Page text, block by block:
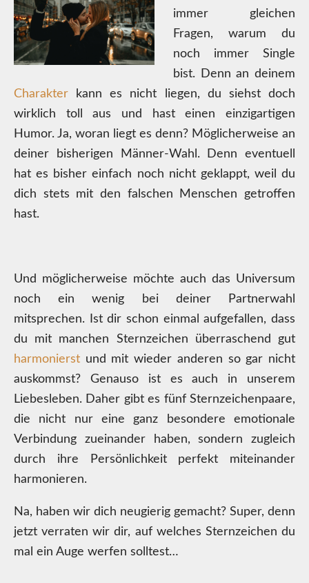
immer gleichen
Fragen, warum du
noch immer Single
bist. Denn an deinem
Charakter kann es nicht liegen, du siehst doch
wirklich toll aus und hast einen einzigartigen
Humor. Ja, woran liegt es denn? Möglicherweise an
deiner bisherigen Männer-Wahl. Denn eventuell
hat es bisher einfach noch nicht geklappt, weil du
dich stets mit den falschen Menschen getroffen
hast.
Und möglicherweise möchte auch das Universum
noch ein wenig bei deiner Partnerwahl
mitsprechen. Ist dir schon einmal aufgefallen, dass
du mit manchen Sternzeichen überraschend gut
harmonierst und mit wieder anderen so gar nicht
auskommst? Genauso ist es auch in unserem
Liebesleben. Daher gibt es fünf Sternzeichenpaare,
die nicht nur eine ganz besondere emotionale
Verbindung zueinander haben, sondern zugleich
durch ihre Persönlichkeit perfekt miteinander
harmonieren.
Na, haben wir dich neugierig gemacht? Super, denn
jetzt verraten wir dir, auf welches Sternzeichen du
mal ein Auge werfen solltest…